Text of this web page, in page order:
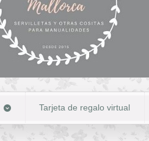
Tarjeta de regalo virtual